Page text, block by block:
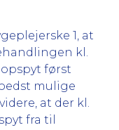
1, at
kl.
først
mulige
at der kl.
fra til